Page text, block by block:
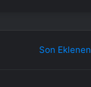
Son Eklenen